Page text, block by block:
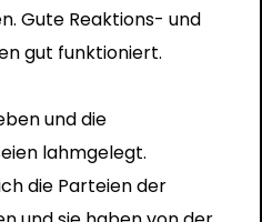
Gute Reaktions- und
gut funktioniert.
und die
lahmgelegt.
die Parteien der